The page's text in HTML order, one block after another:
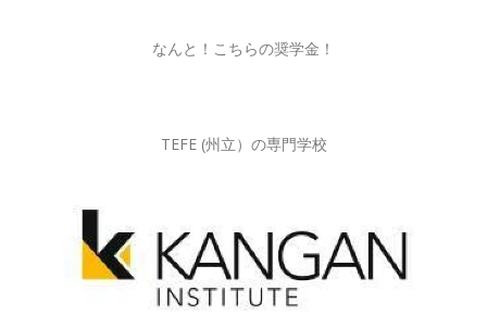
なんと！こちらの奨学金！
TEFE (州立）の専門学校